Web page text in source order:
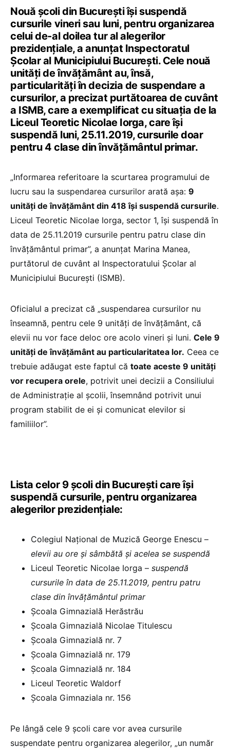
Nouă școli din București își suspendă
cursurile vineri sau luni, pentru organizarea
celui de-al doilea tur al alegerilor
prezidențiale, a anunțat Inspectoratul
Școlar al Municipiului București. Cele nouă
unități de învățământ au, însă,
particularități în decizia de suspendare a
cursurilor, a precizat purtătoarea de cuvânt
a ISMB, care a exemplificat cu situația de la
Liceul Teoretic Nicolae Iorga, care își
suspendă luni, 25.11.2019, cursurile doar
pentru 4 clase din învățământul primar.
„Informarea referitoare la scurtarea programului de
lucru sau la suspendarea cursurilor arată așa: 9
unități de învățământ din 418 își suspendă cursurile.
Liceul Teoretic Nicolae Iorga, sector 1, își suspendă în
data de 25.11.2019 cursurile pentru patru clase din
învățământul primar”, a anunțat Marina Manea,
purtătorul de cuvânt al Inspectoratului Școlar al
Municipiului București (ISMB).
Oficialul a precizat că „suspendarea cursurilor nu
înseamnă, pentru cele 9 unități de învățământ, că
elevii nu vor face deloc ore acolo vineri și luni. Cele 9
unități de învățământ au particularitatea lor. Ceea ce
trebuie adăugat este faptul că toate aceste 9 unități
vor recupera orele, potrivit unei decizii a Consiliului
de Administrație al școlii, însemnând potrivit unui
program stabilit de ei și comunicat elevilor si
familiilor”.
Lista celor 9 școli din București care își
suspendă cursurile, pentru organizarea
alegerilor prezidențiale:
Colegiul Național de Muzică George Enescu –
elevii au ore și sâmbătă și acelea se suspendă
Liceul Teoretic Nicolae Iorga – suspendă
cursurile în data de 25.11.2019, pentru patru
clase din învățământul primar
Școala Gimnazială Herăstrău
Școala Gimnazială Nicolae Titulescu
Școala Gimnazială nr. 7
Școala Gimnazială nr. 179
Școala Gimnazială nr. 184
Liceul Teoretic Waldorf
Școala Gimnaziala nr. 156
Pe lângă cele 9 școli care vor avea cursurile
suspendate pentru organizarea alegerilor, „un număr